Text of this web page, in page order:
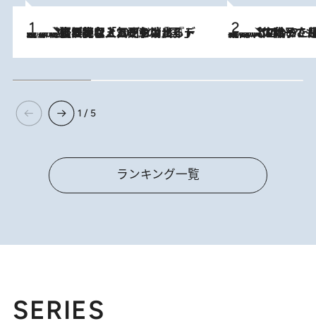
2026.8.5
【なぜ吉沢亮は「気配を消せる」のか？】興行収入208億の『国宝』を経て挑むミュージカル『ディア・エヴァン・ハンセン』。トップ俳優が舞台上でさらけ出した“孤独”とは 2026.8.5
【阿川佐和子さんの年とる力】なぜ70代で始めた趣味は“こんなに楽しい”のか？ ピアノ、俳句…スランプに陥っても続けられる“ある秘訣”とは
1 / 5
ランキング一覧
SERIES